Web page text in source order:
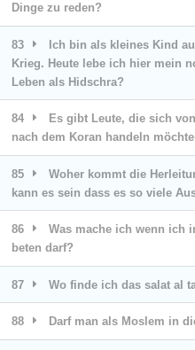
Dinge zu reden?
83
Ich bin als kleines Kind
Krieg. Heute lebe ich hier mein
Leben als Hidschra?
84
Es gibt Leute, die sich
nach dem Koran handeln
85
Woher kommt die
kann es sein dass es so viele
86
Was mache ich wenn ich
beten darf?
87 Wo finde ich das salat al
88 Darf man als Moslem in